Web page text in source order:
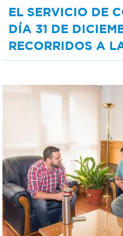
EL SERVICIO DE
DÍA 31 DE
RECORRIDOS A